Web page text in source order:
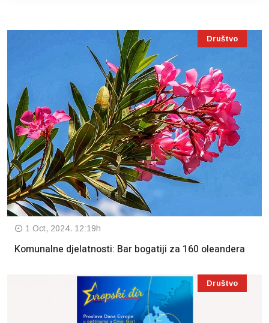
Društvo
1 Oct, 2024. 12:19h
Komunalne djelatnosti: Bar bogatiji za 160 oleandera
Društvo